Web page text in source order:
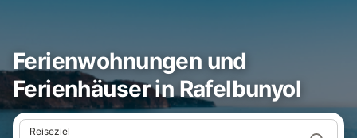
Ferienwohnungen und
Ferienhäuser in Rafelbunyol
Reiseziel